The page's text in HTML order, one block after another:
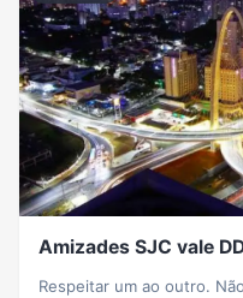
Amizades SJC vale
Respeitar um ao outro. Não